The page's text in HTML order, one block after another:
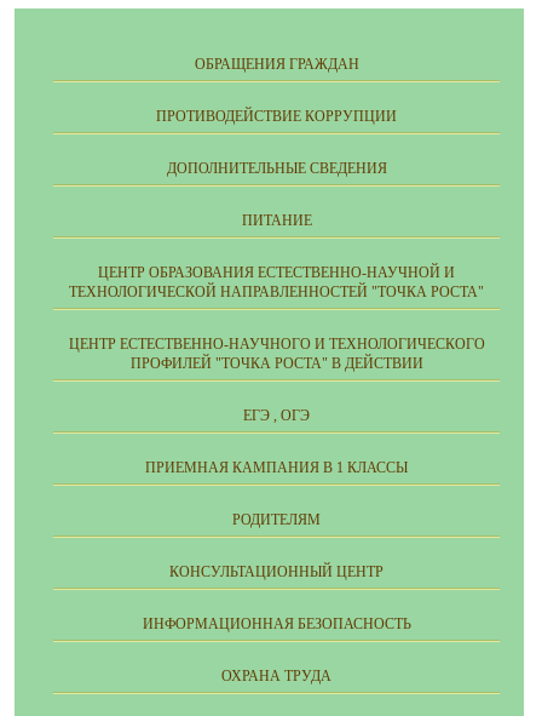
ОБРАЩЕНИЯ ГРАЖДАН
ПРОТИВОДЕЙСТВИЕ КОРРУПЦИИ
ДОПОЛНИТЕЛЬНЫЕ СВЕДЕНИЯ
ПИТАНИЕ
ЦЕНТР ОБРАЗОВАНИЯ ЕСТЕСТВЕННО-НАУЧНОЙ И
ТЕХНОЛОГИЧЕСКОЙ НАПРАВЛЕННОСТЕЙ "ТОЧКА РОСТА"
ЦЕНТР ЕСТЕСТВЕННО-НАУЧНОГО И ТЕХНОЛОГИЧЕСКОГО
ПРОФИЛЕЙ "ТОЧКА РОСТА" В ДЕЙСТВИИ
ЕГЭ , ОГЭ
ПРИЕМНАЯ КАМПАНИЯ В 1 КЛАССЫ
РОДИТЕЛЯМ
КОНСУЛЬТАЦИОННЫЙ ЦЕНТР
ИНФОРМАЦИОННАЯ БЕЗОПАСНОСТЬ
ОХРАНА ТРУДА